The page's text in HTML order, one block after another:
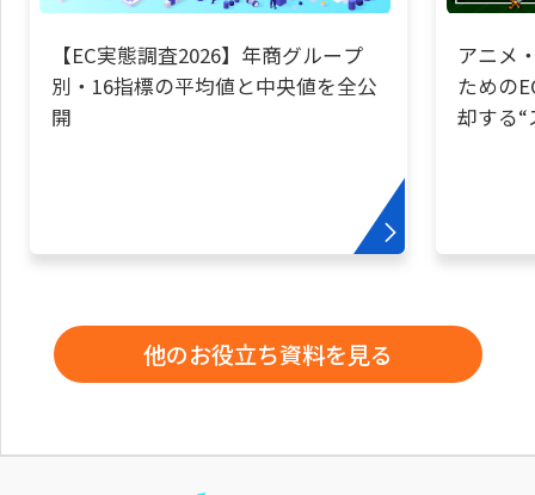
【EC実態調査2026】年商グループ
別・16指標の平均値と中央値を全公
開
アニメ
ための
却する
他のお役立ち資料を見る